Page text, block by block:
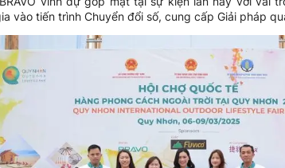
vào tiến trình Chuyển đổi số, cung cấp Giải pháp